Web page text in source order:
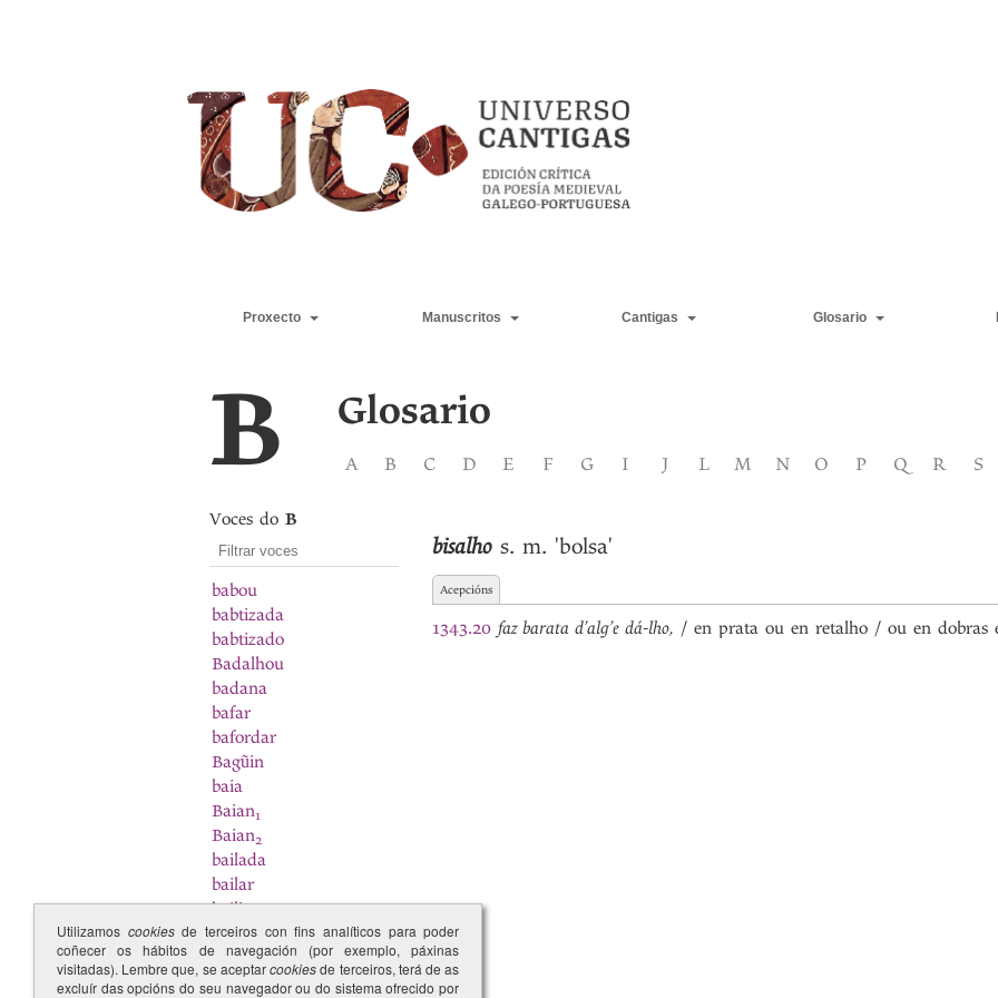
Proxecto Manuscritos Cantigas Glosario
B Glosario
A B C D E F G I J L M N O P Q R S
Voces do B
babou
babtizada
babtizado
Badalhou
badana
bafar
bafordar
Bagũin
baia
Baian1
Baian2
bailada
bailar
bailia
bainha
baio
baio2
bisalho s. m. 'bolsa'
Acepcións
1343.20 faz barata d’alg’e dá-lho, / en prata ou en retalho / ou en dobras
Utilizamos cookiesde terceiros con fins analíticos para poder
coñecer os hábitos de navegación (por exemplo, páxinas
visitadas). Lembre que, se aceptarcookiesde terceiros, terá de as
excluír das opcións do seu navegador ou do sistema ofrecido por